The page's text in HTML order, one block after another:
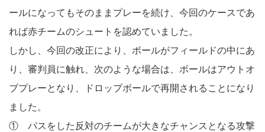
ールになってもそのままプレーを続け、今回のケースであ
れば赤チームのシュートを認めていました。
しかし、今回の改正により、ボールがフィールドの中にあ
り、審判員に触れ、次のような場合は、ボールはアウトオ
ブプレーとなり、ドロップボールで再開されることになり
ました。
① パスをした反対のチームが大きなチャンスとなる攻撃